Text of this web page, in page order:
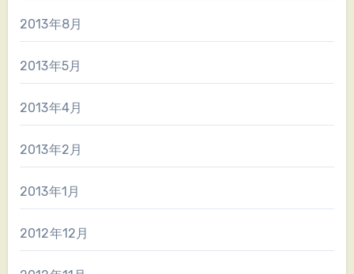
2013年8月
2013年5月
2013年4月
2013年2月
2013年1月
2012年12月